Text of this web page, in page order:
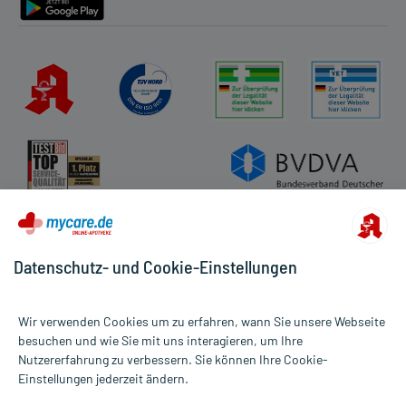
Alle Preise gelten inkl. MwSt., ggf. zzgl. Versandkosten
Informationen auf dieser Website werden ausschließlich für
Datenschutz- und Cookie-Einstellungen
Wir verwenden Cookies um zu erfahren, wann Sie unsere Webseite
besuchen und wie Sie mit uns interagieren, um Ihre
Nutzererfahrung zu verbessern. Sie können Ihre Cookie-
Einstellungen jederzeit ändern.